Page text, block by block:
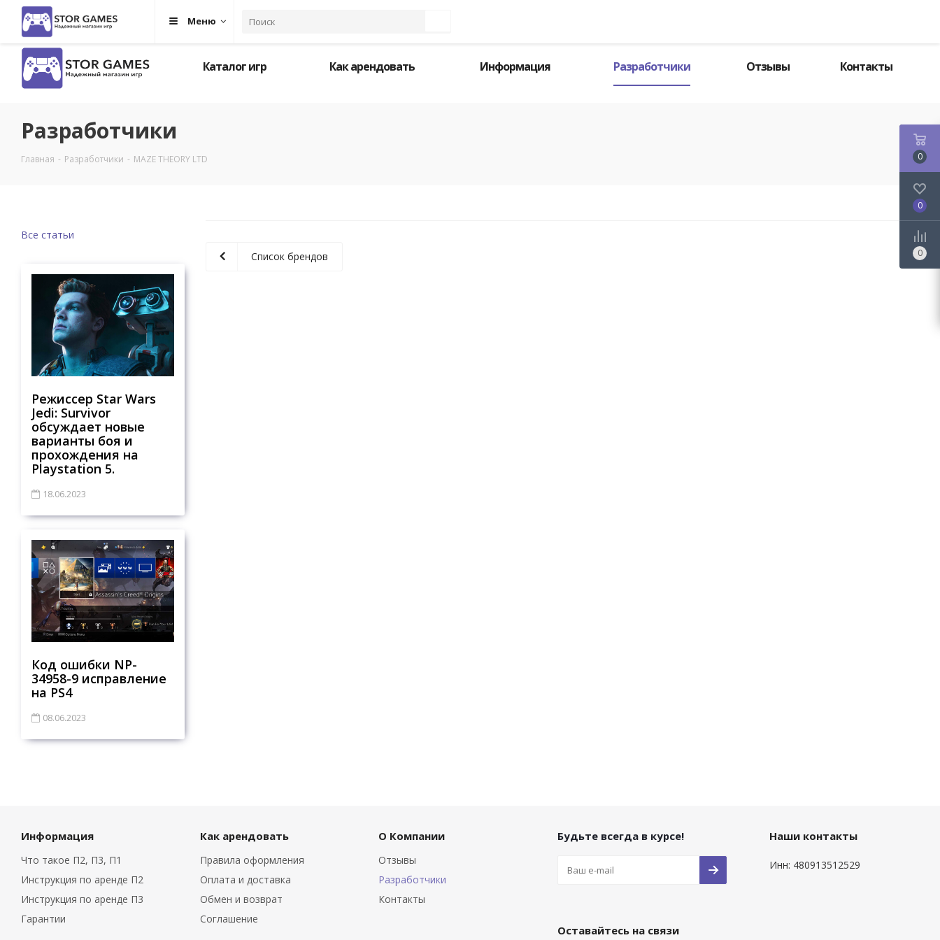
Каталог игр Как арендовать Информация Разработчики Отзывы Контакты
Меню
Разработчики
Главная - Разработчики - MAZE THEORY LTD
Список брендов
Все статьи
Режиссер Star Wars
Jedi: Survivor
обсуждает новые
варианты боя и
прохождения на
Playstation 5.
18.06.2023
Код ошибки NP-
34958-9 исправление
на PS4
08.06.2023
Информация
Что такое П2, П3, П1
Инструкция по аренде П2
Инструкция по аренде П3
Гарантии
Как арендовать
Правила оформления
Оплата и доставка
Обмен и возврат
Соглашение
О Компании
Отзывы
Разработчики
Контакты
Будьте всегда в курсе!
Оставайтесь на связи
Наши контакты
Инн: 480913512529
0
0
0